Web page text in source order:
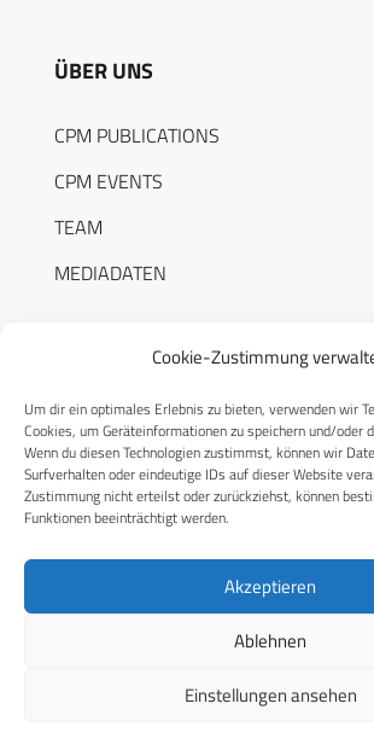
Cookie-Zustimmung
Um dir ein optimales Erlebnis zu bieten, verwenden wir
Cookies, um Geräteinformationen zu speichern und/oder
Wenn du diesen Technologien zustimmst, können wir
Surfverhalten oder eindeutige IDs auf dieser Website
Zustimmung nicht erteilst oder zurückziehst, können
Funktionen beeinträchtigt werden.
Akzeptieren
Ablehnen
Einstellungen ansehen
ÜBER UNS
CPM PUBLICATIONS
CPM EVENTS
TEAM
MEDIADATEN
RECHTLICHES
Datenschutzerklärung
Cookie-Richtlinie (EU)